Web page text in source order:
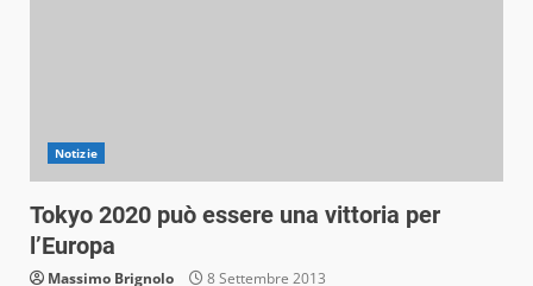
Notizie
Tokyo 2020 può essere una vittoria per
l’Europa
Massimo Brignolo 8 Settembre 2013